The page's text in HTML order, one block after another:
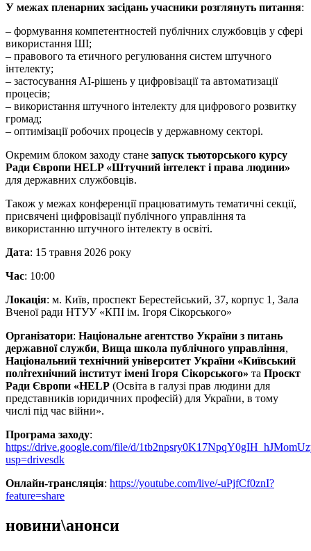
У межах пленарних засідань учасники розглянуть питання:
– формування компетентностей публічних службовців у сфері
використання ШІ;
– правового та етичного регулювання систем штучного
інтелекту;
– застосування AI-рішень у цифровізації та автоматизації
процесів;
– використання штучного інтелекту для цифрового розвитку
громад;
– оптимізації робочих процесів у державному секторі.
Окремим блоком заходу стане запуск тьюторського курсу
Ради Європи HELP «Штучний інтелект і права людини»
для державних службовців.
Також у межах конференції працюватимуть тематичні секції,
присвячені цифровізації публічного управління та
використанню штучного інтелекту в освіті.
Дата: 15 травня 2026 року
Час: 10:00
Локація: м. Київ, проспект Берестейський, 37, корпус 1, Зала
Вченої ради НТУУ «КПІ ім. Ігоря Сікорського»
Організатори: Національне агентство України з питань
державної служби, Вища школа публічного управління,
Національний технічний університет України «Київський
політехнічний інститут імені Ігоря Сікорського» та Проєкт
Ради Європи «HELP (Освіта в галузі прав людини для
представників юридичних професій) для України, в тому
числі під час війни».
Програма заходу:
https://drive.google.com/file/d/
usp=drivesdk
Онлайн-трансляція: https://youtube.com/live/-uPjfCf0znI?
feature=share
новини\анонси